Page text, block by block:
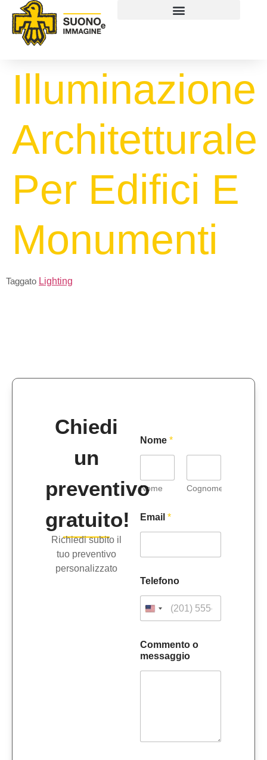
Illuminazione
Architetturale
Per Edifici E
Monumenti
Taggato Lighting
Chiedi
un
preventivo
gratuito!
Richiedi subito il
tuo preventivo
personalizzato
Nome *
Nome Cognome
Email *
Telefono
Commento o
messaggio